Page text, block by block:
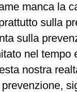
manca la
sulla
sulla
nel tempo
nostra
prevenzione,